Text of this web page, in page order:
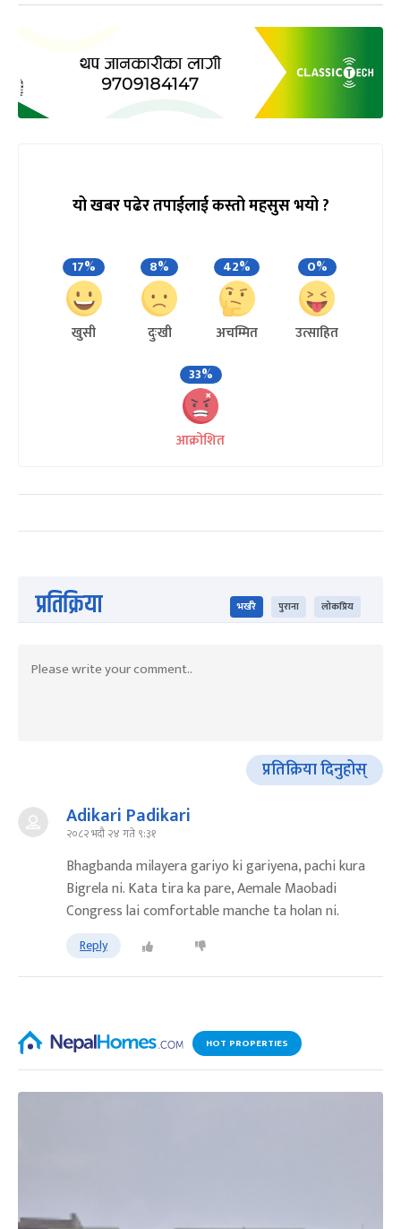
यो खबर पढेर तपाईलाई कस्तो महसुस भयो ?
17%
खुसी
8%
दुःखी
42%
अचम्मित
0%
उत्साहित
33%
आक्रोशित
प्रतिक्रिया भर्खरै पुराना लोकप्रिय
प्रतिक्रिया दिनुहोस्
Adikari Padikari
२०८२ भदौ २४ गते ९:३१
Bhagbanda milayera gariyo ki gariyena, pachi kura
Bigrela ni. Kata tira ka pare, Aemale Maobadi
Congress lai comfortable manche ta holan ni.
Reply
HOT PROPERTIES